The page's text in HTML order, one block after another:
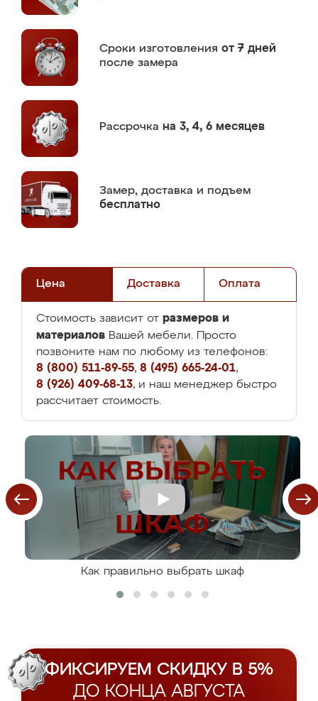
Сроки изготовления от 7 дней
после замера
Рассрочка на 3, 4, 6 месяцев
Замер, доставка и подъем
бесплатно
Цена Доставка Оплата
Стоимость зависит от размеров и
материалов Вашей мебели. Просто
позвоните нам по любому из телефонов:
8 (800) 511-89-55, 8 (495) 665-24-01,
8 (926) 409-68-13, и наш менеджер быстро
рассчитает стоимость.
Как правильно выбрать шкаф
ФИКСИРУЕМ СКИДКУ В 5%
ДО КОНЦА АВГУСТА